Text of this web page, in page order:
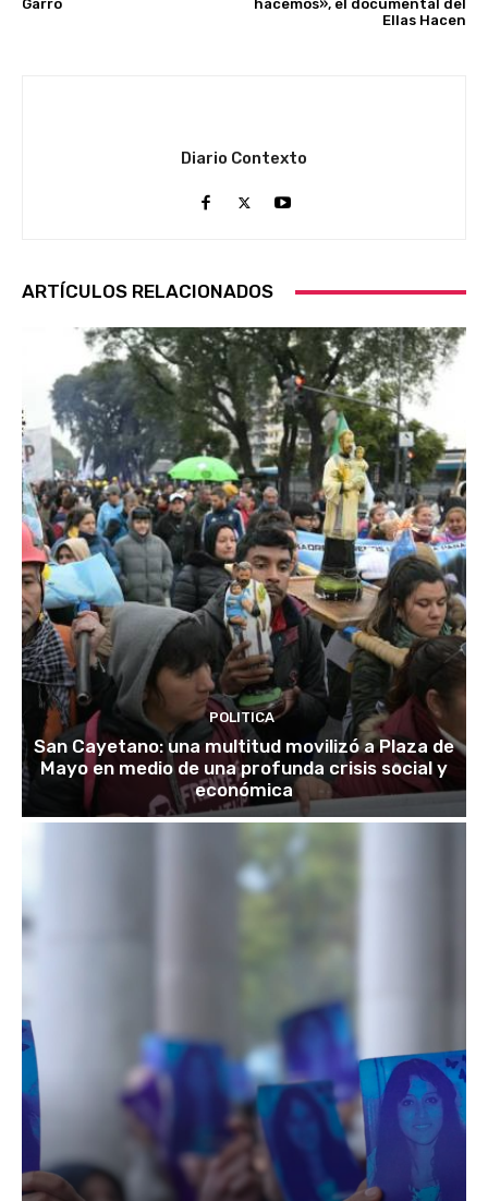
Garro
hacemos», el documental del
Ellas Hacen
Diario Contexto
ARTÍCULOS RELACIONADOS
POLITICA
San Cayetano: una multitud movilizó a Plaza de
Mayo en medio de una profunda crisis social y
económica